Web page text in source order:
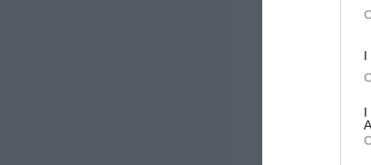
I
I